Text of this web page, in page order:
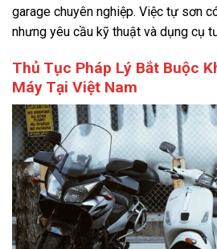
garage chuyên nghiệp. Việc tự sơn
nhưng yêu cầu kỹ thuật và dụng cụ
Thủ Tục Pháp Lý Bắt Buộc
Máy Tại Việt Nam